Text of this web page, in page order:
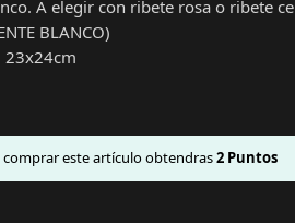
A elegir con ribete rosa o ribete
BLANCO)
23x24cm
comprar este artículo obtendras2Puntos